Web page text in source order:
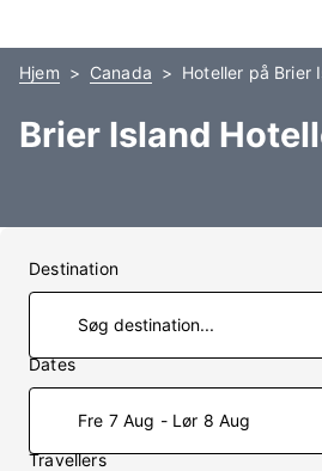
Hjem Canada Hoteller på Brier
Brier Island
Destination
Dates
Fre 7 Aug - Lør 8 Aug
Travellers